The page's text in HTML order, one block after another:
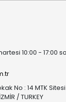
10:00 - 17:00
No : 14 MTK Sitesi
/ TURKEY